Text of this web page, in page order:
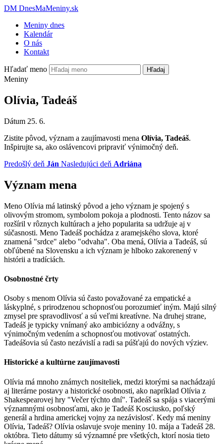
DM DnesMaMeniny.sk
Meniny dnes
Kalendár
O nás
Kontakt
Hľadať meno Hľadaj
Meniny
Olívia, Tadeáš
Dátum 25. 6.
Zistite pôvod, význam a zaujímavosti mena Olívia, Tadeáš.
Inšpirujte sa, ako oslávencovi pripraviť výnimočný deň.
Predošlý deň Ján Nasledujúci deň Adriána
Význam mena
Meno Olívia má latinský pôvod a jeho význam je spojený s
olivovým stromom, symbolom pokoja a plodnosti. Tento názov sa
rozšíril v rôznych kultúrach a jeho popularita sa udržuje aj v
súčasnosti. Meno Tadeáš pochádza z aramejského slova, ktoré
znamená "srdce" alebo "odvaha". Oba mená, Olívia a Tadeáš, sú
obľúbené na Slovensku a ich význam je hlboko zakorenený v
histórii a tradíciách.
Osobnostné črty
Osoby s menom Olívia sú často považované za empatické a
láskyplné, s prirodzenou schopnosťou porozumieť iným. Majú silný
zmysel pre spravodlivosť a sú veľmi kreatívne. Na druhej strane,
Tadeáš je typicky vnímaný ako ambiciózny a odvážny, s
výnimočným vedením a schopnosťou motivovať ostatných.
Tadeášovia sú často nezávislí a radi sa púšťajú do nových výziev.
Historické a kultúrne zaujímavosti
Olívia má mnoho známych nositeliek, medzi ktorými sa nachádzajú
aj literárne postavy a historické osobnosti, ako napríklad Olívia z
Shakespearovej hry "Večer týchto dní". Tadeáš sa spája s viacerými
významnými osobnosťami, ako je Tadeáš Kosciusko, poľský
generál a hrdina americkej vojny za nezávislosť. Kedy má meniny
Olívia, Tadeáš? Olívia oslavuje svoje meniny 10. mája a Tadeáš 28.
októbra. Tieto dátumy sú významné pre všetkých, ktorí nosia tieto